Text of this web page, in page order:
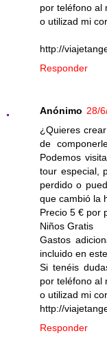
por teléfono al
o utilizad mi
http://
Responder
Anónimo 28/
¿Quieres
de
Podemos
tour especial,
perdido o
que cambió la
Precio 5 € por
Niños Gratis
Gastos
incluido en
Si tenéis
por teléfono al
o utilizad mi
http://
Responder